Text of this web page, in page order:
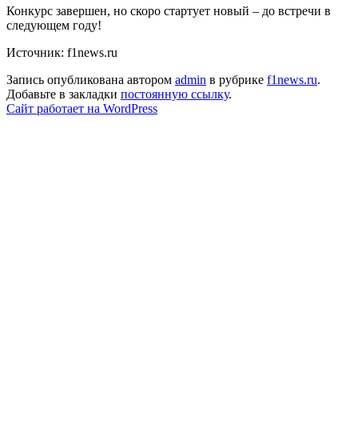
Конкурс завершен, но скоро стартует новый – до встречи в
следующем году!
Источник: f1news.ru
Запись опубликована автором admin в рубрике f1news.ru.
Добавьте в закладки постоянную ссылку.
Сайт работает на WordPress